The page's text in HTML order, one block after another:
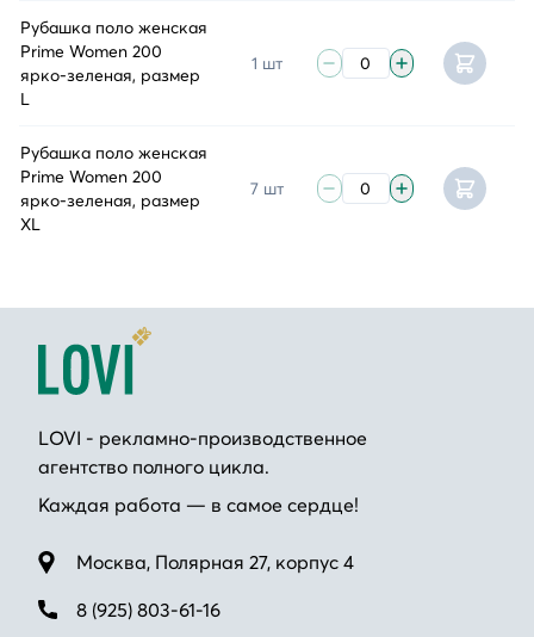
Рубашка поло женская
Prime Women 200
ярко-зеленая, размер
L
1 шт
Рубашка поло женская
Prime Women 200
ярко-зеленая, размер
XL
7 шт
LOVI - рекламно-производственное
агентство полного цикла.
Каждая работа — в самое сердце!
Москва, Полярная 27, корпус 4
8 (925) 803-61-16